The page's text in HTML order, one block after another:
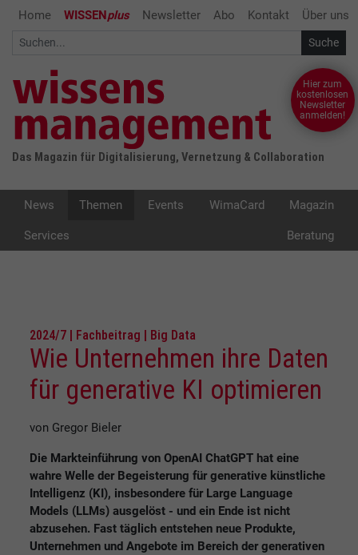
Home WISSENplus Newsletter Abo Kontakt Über uns
Das Magazin für Digitalisierung, Vernetzung & Collaboration
Hier zum
kostenlosen
Newsletter
anmelden!
News Themen Events WimaCard Magazin
Services Beratung
2024/7 | Fachbeitrag | Big Data
Wie Unternehmen ihre Daten
für generative KI optimieren
von Gregor Bieler
Die Markteinführung von OpenAI ChatGPT hat eine
wahre Welle der Begeisterung für generative künstliche
Intelligenz (KI), insbesondere für Large Language
Models (LLMs) ausgelöst - und ein Ende ist nicht
abzusehen. Fast täglich entstehen neue Produkte,
Unternehmen und Angebote im Bereich der generativen